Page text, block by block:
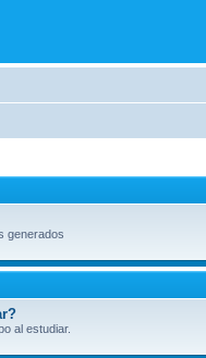
generados
al estudiar.